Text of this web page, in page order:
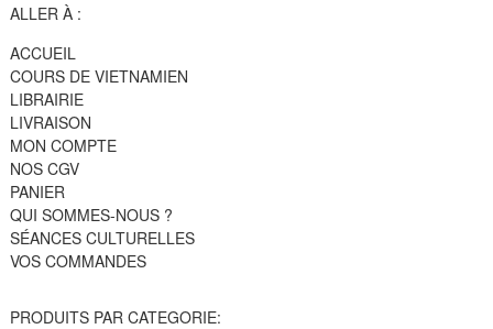
ALLER À :
ACCUEIL
COURS DE VIETNAMIEN
LIBRAIRIE
LIVRAISON
MON COMPTE
NOS CGV
PANIER
QUI SOMMES-NOUS ?
SÉANCES CULTURELLES
VOS COMMANDES
PRODUITS PAR CATEGORIE: